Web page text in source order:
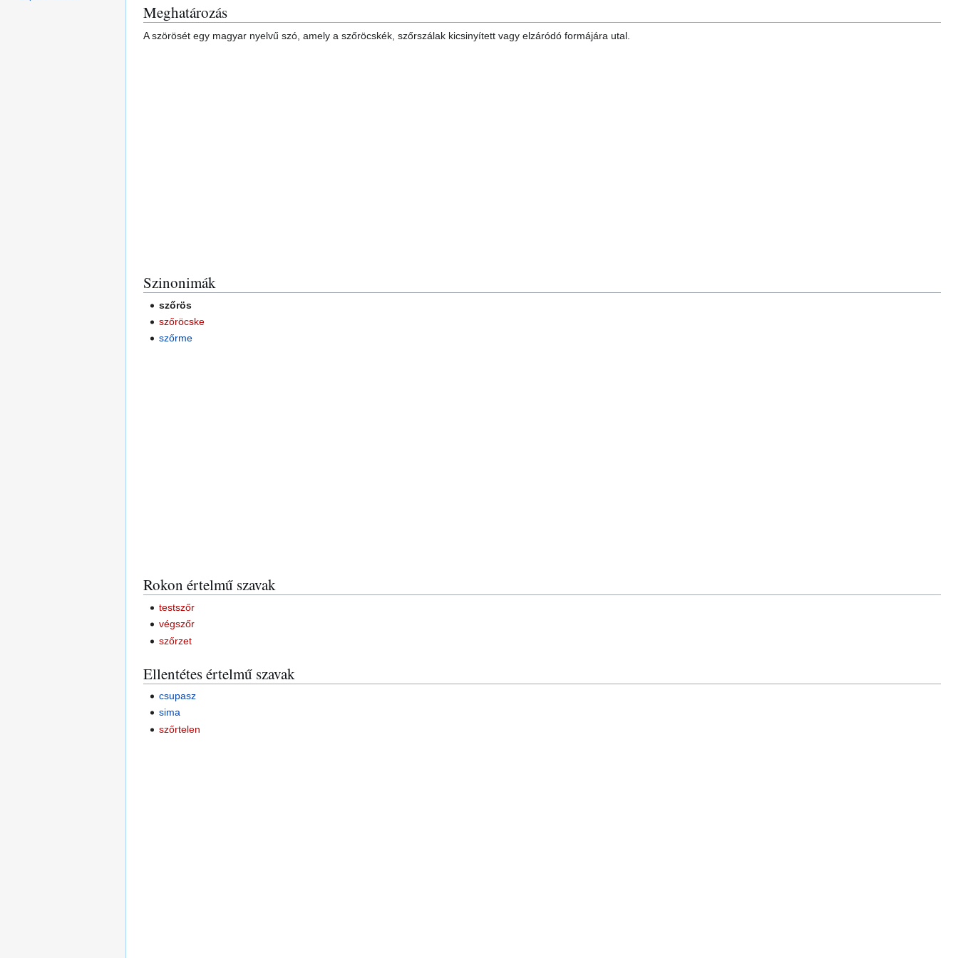
Meghatározás
A szörösét egy magyar nyelvű szó, amely a szőröcskék, szőrszálak kicsinyített vagy elzáródó formájára utal.
Szinonimák
szőrös
szőröcske
szőrme
Rokon értelmű szavak
testszőr
végszőr
szőrzet
Ellentétes értelmű szavak
csupasz
sima
szőrtelen